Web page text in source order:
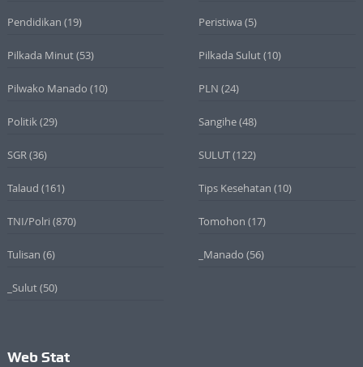
Pendidikan (19) Peristiwa (5)
Pilkada Minut(53) Pilkada Sulut(10)
Pilwako Manado (10) PLN (24)
Politik(29) Sangihe(48)
SGR(36) SULUT(122)
Talaud (161) Tips Kesehatan (10)
TNI/Polri (870) Tomohon (17)
Tulisan (6) _Manado (56)
_Sulut(50)
Web Stat